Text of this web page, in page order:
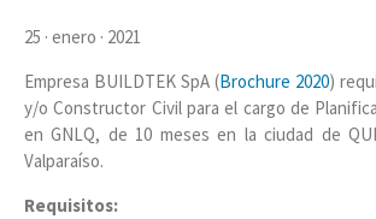
25 · enero · 2021
Empresa BUILDTEK SpA (Brochure 2020)
y/o Constructor Civil para el cargo de
en GNLQ, de 10 meses en la ciudad de
Valparaíso.
Requisitos: